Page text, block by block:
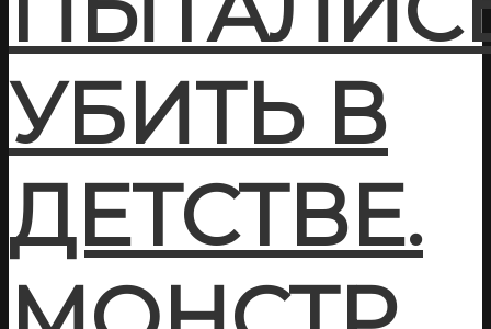
УБИТЬ В
ДЕТСТВЕ.